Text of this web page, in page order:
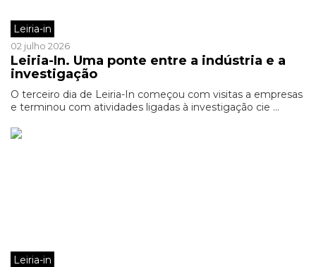
Leiria-in
02 julho 2026
Leiria-In. Uma ponte entre a indústria e a
investigação
O terceiro dia de Leiria-In começou com visitas a empresas
e terminou com atividades ligadas à investigação cie ...
Leiria-in